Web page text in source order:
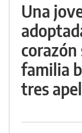
Una
corazón
familia
tres